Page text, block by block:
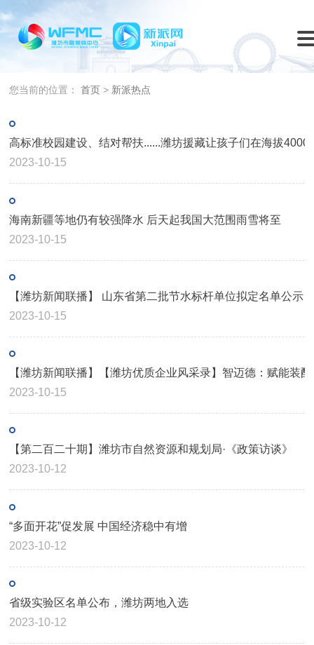
您当前的位置：首页 > 新派热点
高标准校园建设、结对帮扶......潍坊援藏让孩子们在海拔4000
2023-10-15
海南新疆等地仍有较强降水 后天起我国大范围雨雪将至
2023-10-15
【潍坊新闻联播】 山东省第二批节水标杆单位拟定名单公示
2023-10-15
【潍坊新闻联播】【潍坊优质企业风采录】智迈德：赋能装
2023-10-15
【第二百二十期】潍坊市自然资源和规划局·《政策访谈》
2023-10-12
“多面开花”促发展 中国经济稳中有增
2023-10-12
省级实验区名单公布，潍坊两地入选
2023-10-12